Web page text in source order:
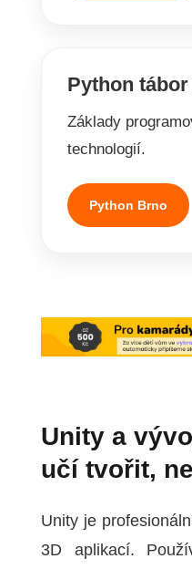
Python
Základy
technologií.
Python Brno
Unity a
učí tvořit,
Unity je
3D aplikací.